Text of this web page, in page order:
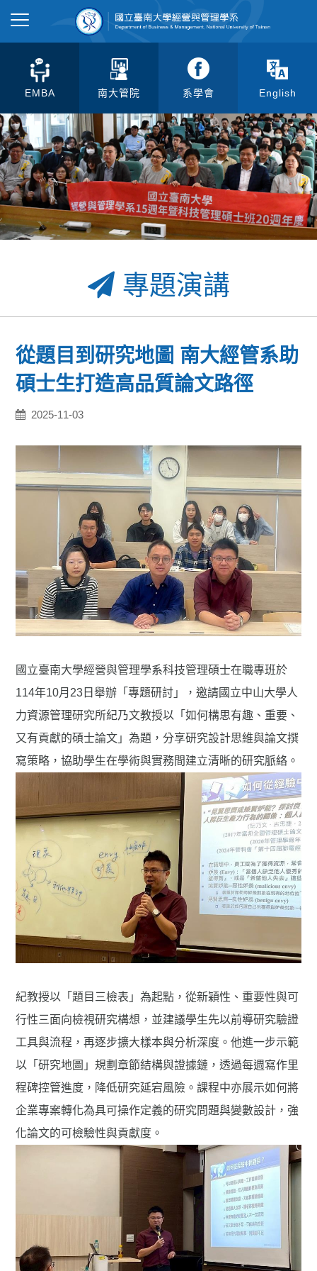
EMBA 南大管院 系學會 English
專題演講
從題目到研究地圖 南大經管系助
碩士生打造高品質論文路徑
2025-11-03
國立臺南大學經營與管理學系科技管理碩士在職專班於
114年10月23日舉辦「專題研討」，邀請國立中山大學人
力資源管理研究所紀乃文教授以「如何構思有趣、重要、
又有貢獻的碩士論文」為題，分享研究設計思維與論文撰
寫策略，協助學生在學術與實務間建立清晰的研究脈絡。
紀教授以「題目三檢表」為起點，從新穎性、重要性與可
行性三面向檢視研究構想，並建議學生先以前導研究驗證
工具與流程，再逐步擴大樣本與分析深度。他進一步示範
以「研究地圖」規劃章節結構與證據鏈，透過每週寫作里
程碑控管進度，降低研究延宕風險。課程中亦展示如何將
企業專案轉化為具可操作定義的研究問題與變數設計，強
化論文的可檢驗性與貢獻度。